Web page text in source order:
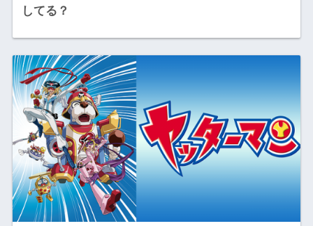
してる？